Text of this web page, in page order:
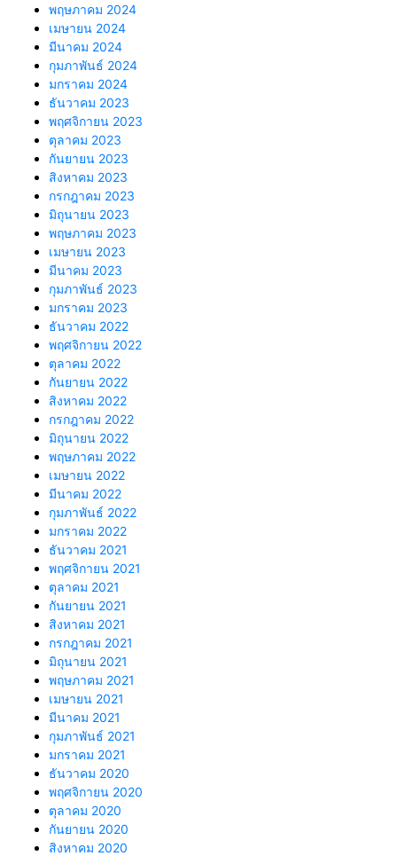
พฤษภาคม 2024
เมษายน 2024
มีนาคม 2024
กุมภาพันธ์ 2024
มกราคม 2024
ธันวาคม 2023
พฤศจิกายน 2023
ตุลาคม 2023
กันยายน 2023
สิงหาคม 2023
กรกฎาคม 2023
มิถุนายน 2023
พฤษภาคม 2023
เมษายน 2023
มีนาคม 2023
กุมภาพันธ์ 2023
มกราคม 2023
ธันวาคม 2022
พฤศจิกายน 2022
ตุลาคม 2022
กันยายน 2022
สิงหาคม 2022
กรกฎาคม 2022
มิถุนายน 2022
พฤษภาคม 2022
เมษายน 2022
มีนาคม 2022
กุมภาพันธ์ 2022
มกราคม 2022
ธันวาคม 2021
พฤศจิกายน 2021
ตุลาคม 2021
กันยายน 2021
สิงหาคม 2021
กรกฎาคม 2021
มิถุนายน 2021
พฤษภาคม 2021
เมษายน 2021
มีนาคม 2021
กุมภาพันธ์ 2021
มกราคม 2021
ธันวาคม 2020
พฤศจิกายน 2020
ตุลาคม 2020
กันยายน 2020
สิงหาคม 2020